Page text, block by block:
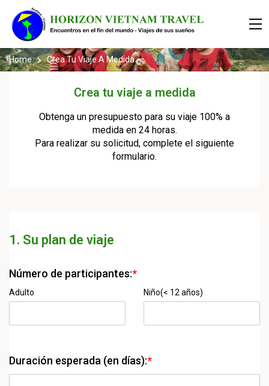
Home Crea Tu Viaje A Medida
Crea tu viaje a medida
Obtenga un presupuesto para su viaje 100% a
medida en 24 horas.
Para realizar su solicitud, complete el siguiente
formulario.
1. Su plan de viaje
Número de participantes:*
Adulto Niño(< 12 años)
Duración esperada (en días):*